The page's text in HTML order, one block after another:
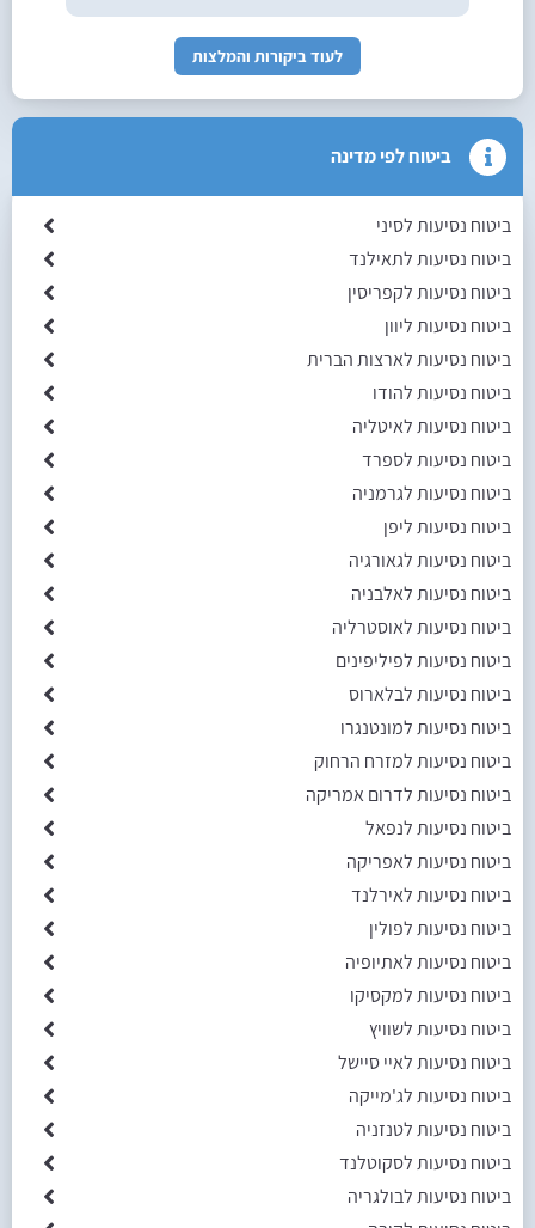
לעוד ביקורות והמלצות
ביטוח לפי מדינה
ביטוח נסיעות לסיני
ביטוח נסיעות לתאילנד
ביטוח נסיעות לקפריסין
ביטוח נסיעות ליוון
ביטוח נסיעות לארצות הברית
ביטוח נסיעות להודו
ביטוח נסיעות לאיטליה
ביטוח נסיעות לספרד
ביטוח נסיעות לגרמניה
ביטוח נסיעות ליפן
ביטוח נסיעות לגאורגיה
ביטוח נסיעות לאלבניה
ביטוח נסיעות לאוסטרליה
ביטוח נסיעות לפיליפינים
ביטוח נסיעות לבלארוס
ביטוח נסיעות למונטנגרו
ביטוח נסיעות למזרח הרחוק
ביטוח נסיעות לדרום אמריקה
ביטוח נסיעות לנפאל
ביטוח נסיעות לאפריקה
ביטוח נסיעות לאירלנד
ביטוח נסיעות לפולין
ביטוח נסיעות לאתיופיה
ביטוח נסיעות למקסיקו
ביטוח נסיעות לשוויץ
ביטוח נסיעות לאיי סיישל
ביטוח נסיעות לג'מייקה
ביטוח נסיעות לטנזניה
ביטוח נסיעות לסקוטלנד
ביטוח נסיעות לבולגריה